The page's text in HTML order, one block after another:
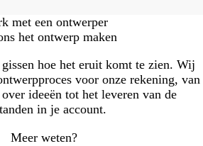
met een ontwerper
het ontwerp maken
hoe het eruit komt te zien. Wij
voor onze rekening, van
ideeën tot het leveren van de
in je account.
Meer weten?